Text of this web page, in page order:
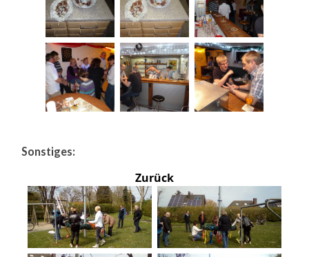
Sonstiges:
Zurück